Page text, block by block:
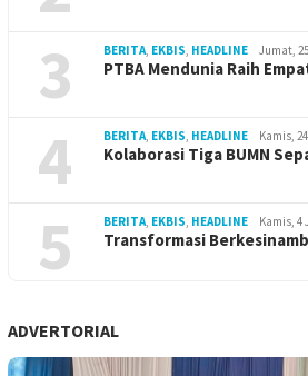
3
BERITA EKBIS HEADLINE Jumat,
PTBA Mendunia Raih
4 BERITA EKBIS HEADLINE Kamis,
Kolaborasi Tiga BUMN
5 BERITA EKBIS HEADLINE Kamis, 4
Transformasi
ADVERTORIAL